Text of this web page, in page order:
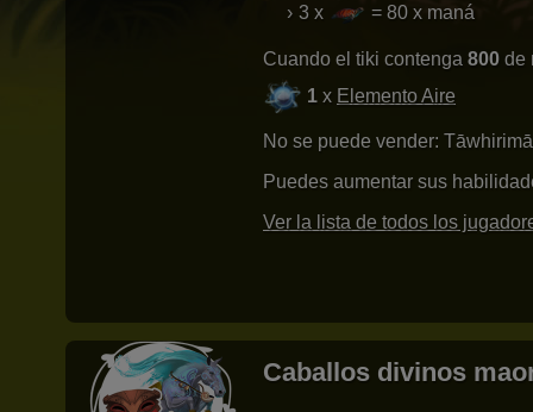
3 x = 80 x maná
Cuando el tiki contenga 800 de
1 x Elemento Aire
No se puede vender:
Puedes aumentar sus
Ver la lista de todos los
Caballos divinos